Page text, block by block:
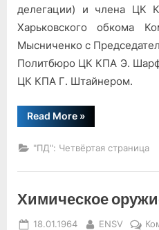
делегации) и члена ЦК
Харьковского обкома
Мысниченко с
Политбюро ЦК КПА Э.
ЦК КПА Г. Штайнером.
Read More“Визит
завершен”
»
"ПД": Четвёртая страница
Химическое
Posted
18.01.1964 By
ENSV